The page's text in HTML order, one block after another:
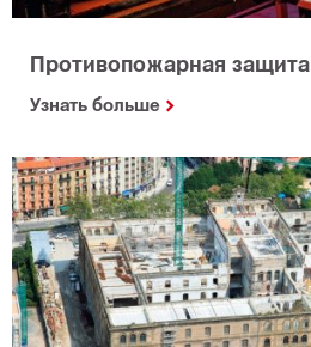
Противопожарная защита
Узнать больше